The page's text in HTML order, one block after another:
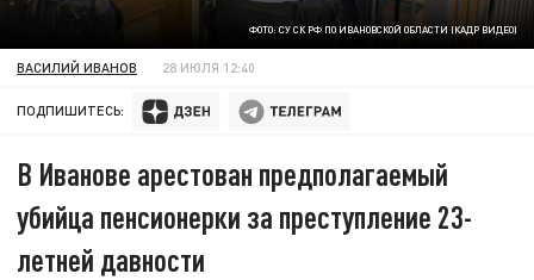
ФОТО: СУ СК РФ ПО ИВАНОВСКОЙ ОБЛАСТИ (КАДР ВИДЕО)
ВАСИЛИЙ ИВАНОВ 28 ИЮЛЯ 12:40
ПОДПИШИТЕСЬ:
В Иванове арестован предполагаемый
убийца пенсионерки за преступление 23-
летней давности